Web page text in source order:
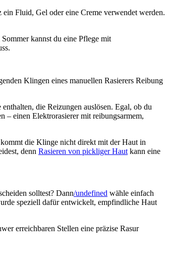
Fluid, Gel oder eine Creme verwendet werden.
kannst du eine Pflege mit
Klingen eines manuellen Rasierers Reibung
die Reizungen auslösen. Egal, ob du
– einen Elektrorasierer mit reibungsarmem,
kommt die Klinge nicht direkt mit der Haut in
denn Rasieren von pickliger Haut kann eine
solltest? Dann/undefined wähle einfach
speziell dafür entwickelt, empfindliche Haut
erreichbaren Stellen eine präzise Rasur